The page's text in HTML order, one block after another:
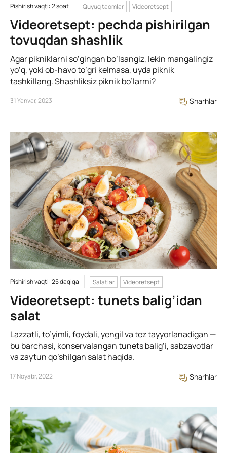
Pishirish vaqti: 2 soat Quyuq taomlar Videoretsept
Videoretsept: pechda pishirilgan
tovuqdan shashlik
Agar pikniklarni so’gingan bo’lsangiz, lekin mangalingiz
yo’q, yoki ob-havo to’gri kelmasa, uyda piknik
tashkillang. Shashliksiz piknik bo’larmi?
31 Yanvar, 2023 Sharhlar
Pishirish vaqti: 25 daqiqa Salatlar Videoretsept
Videoretsept: tunets balig’idan
salat
Lazzatli, to’yimli, foydali, yengil va tez tayyorlanadigan —
bu barchasi, konservalangan tunets balig’i, sabzavotlar
va zaytun qo’shilgan salat haqida.
17 Noyabr, 2022 Sharhlar